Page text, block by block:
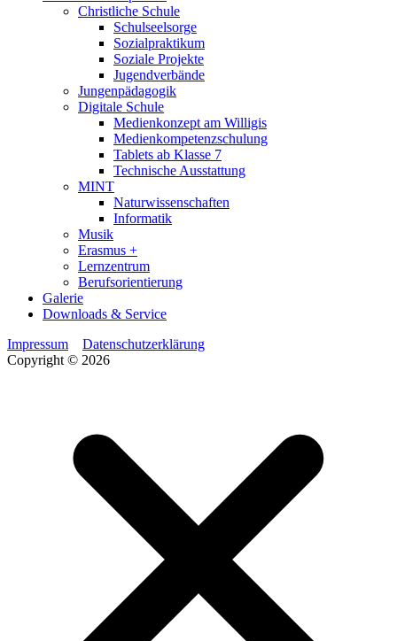
Christliche Schule
Schulseelsorge
Sozialpraktikum
Soziale Projekte
Jugendverbände
Jungenpädagogik
Digitale Schule
Medienkonzept am Willigis
Medienkompetenzschulung
Tablets ab Klasse 7
Technische Ausstattung
MINT
Naturwissenschaften
Informatik
Musik
Erasmus +
Lernzentrum
Berufsorientierung
Galerie
Downloads & Service
Impressum
Datenschutzerklärung
Copyright © 2026